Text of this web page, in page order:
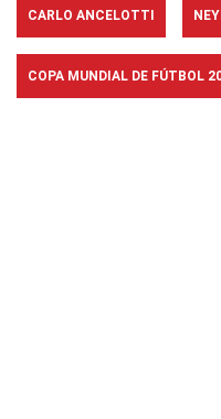
CARLO ANCELOTTI
COPA MUNDIAL DE FÚTBOL